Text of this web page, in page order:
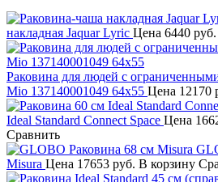
накладная Jaquar Lyric Цена 6440 руб.
Раковина для людей с
Mio 137140001049 64x55 Цена 12170
Ideal Standard Connect Space Цена
Сравнить
Misura Цена 17653 руб. В корзину